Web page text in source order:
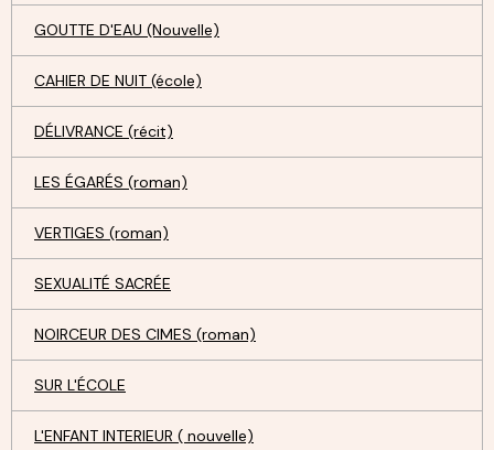
GOUTTE D'EAU (Nouvelle)
CAHIER DE NUIT (école)
DÉLIVRANCE (récit)
LES ÉGARÉS (roman)
VERTIGES (roman)
SEXUALITÉ SACRÉE
NOIRCEUR DES CIMES (roman)
SUR L'ÉCOLE
L'ENFANT INTERIEUR ( nouvelle)